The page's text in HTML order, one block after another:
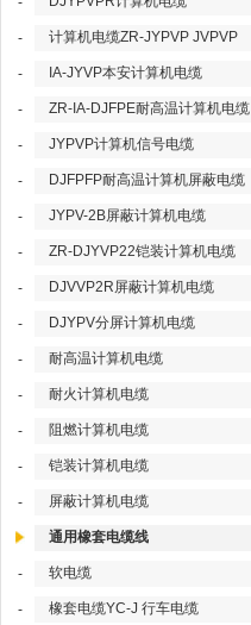
- 计算机电缆ZR-JYPVP JVPVP
- IA-JYVP本安计算机电缆
- ZR-IA-DJFPE耐高温计算机电缆
- JYPVP计算机信号电缆
- DJFPFP耐高温计算机屏蔽电缆
- JYPV-2B屏蔽计算机电缆
- ZR-DJYVP22铠装计算机电缆
- DJVVP2R屏蔽计算机电缆
- DJYPV分屏计算机电缆
- 耐高温计算机电缆
- 耐火计算机电缆
- 阻燃计算机电缆
- 铠装计算机电缆
- 屏蔽计算机电缆
通用橡套电缆线
- 软电缆
- 橡套电缆YC-J 行车电缆